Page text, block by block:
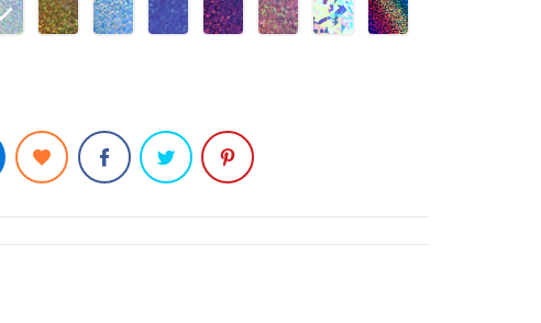
SILVERGOLD LIGHT BLUE PURPLEPINK
DIAMONDRAINBOW